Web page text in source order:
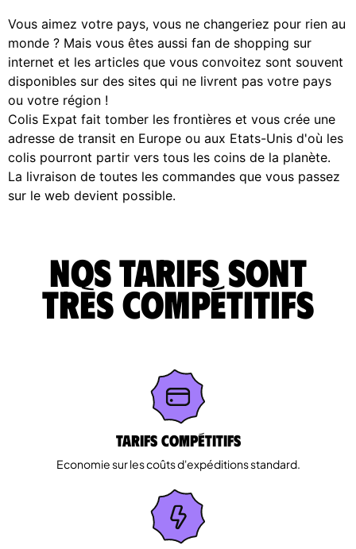
Vous aimez votre pays, vous ne changeriez pour rien au
monde ? Mais vous êtes aussi fan de shopping sur
internet et les articles que vous convoitez sont souvent
disponibles sur des sites qui ne livrent pas votre pays
ou votre région !
Colis Expat fait tomber les frontières et vous crée une
adresse de transit en Europe ou aux Etats-Unis d'où les
colis pourront partir vers tous les coins de la planète.
La livraison de toutes les commandes que vous passez
sur le web devient possible.
Nos tarifs sont
très compétitifs
Tarifs Compétitifs
Economie sur les coûts d'expéditions standard.